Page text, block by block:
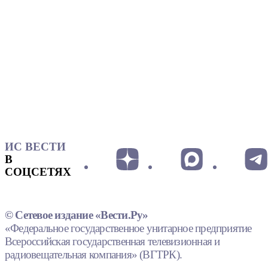
ИС ВЕСТИ
В
СОЦСЕТЯХ
© Сетевое издание «Вести.Ру»
«Федеральное государственное унитарное предприятие
Всероссийская государственная телевизионная и
радиовещательная компания» (ВГТРК).